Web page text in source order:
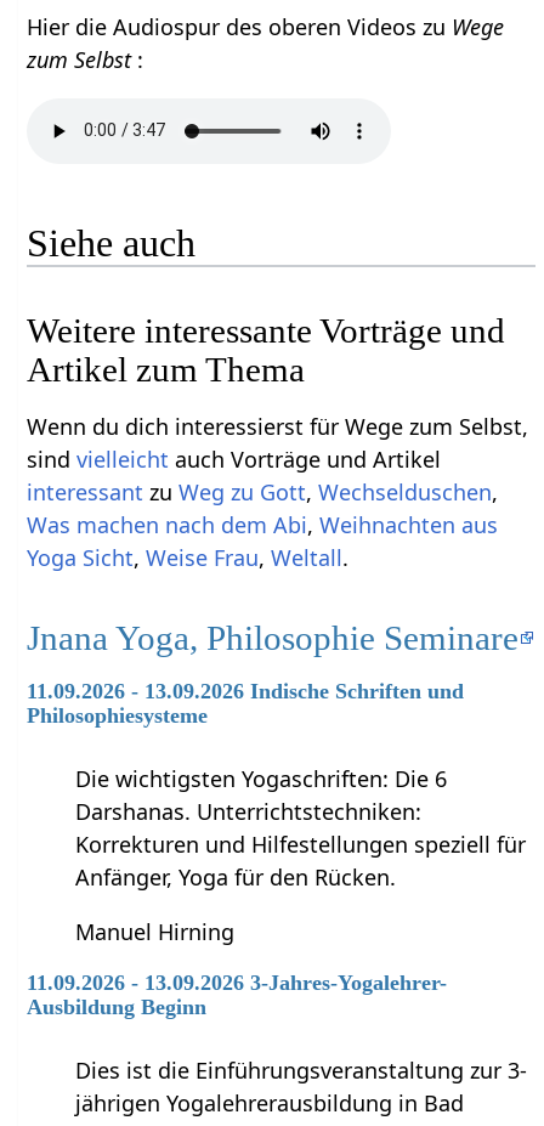
Hier die Audiospur des oberen Videos zu Wege
zum Selbst :
Siehe auch
Weitere interessante Vorträge und
Artikel zum Thema
Wenn du dich interessierst für Wege zum Selbst,
sindvielleicht auch Vorträge und Artikel
interessant zuWeg zu Gott,Wechselduschen,
Was machen nach dem Abi,Weihnachten aus
Yoga Sicht,Weise Frau,Weltall.
Jnana Yoga, Philosophie Seminare
11.09.2026 - 13.09.2026 Indische Schriften und
Philosophiesysteme
Die wichtigsten Yogaschriften: Die 6
Darshanas. Unterrichtstechniken:
Korrekturen und Hilfestellungen speziell für
Anfänger, Yoga für den Rücken.
Manuel Hirning
11.09.2026 - 13.09.2026 3-Jahres-Yogalehrer-
Ausbildung Beginn
Dies ist die Einführungsveranstaltung zur 3-
jährigen Yogalehrerausbildung in Bad